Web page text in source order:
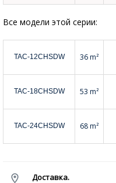
Все модели этой серии:
TAC-12CHSDW 36 m²
TAC-18CHSDW 53 m²
TAC-24CHSDW 68 m²
Доставка.